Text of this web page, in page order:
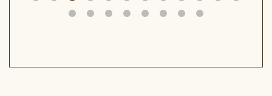
筆下的現代馬雅
節奏 22個行動練